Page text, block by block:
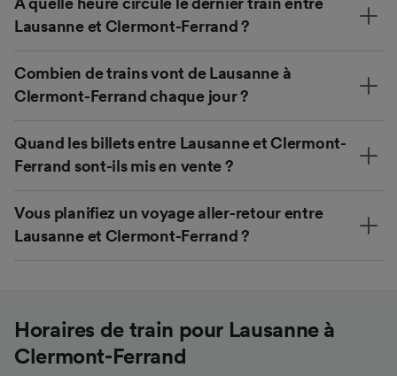
À quelle heure circule le dernier train entre
Lausanne et Clermont-Ferrand ?
Combien de trains vont de Lausanne à
Clermont-Ferrand chaque jour ?
Quand les billets entre Lausanne et Clermont-
Ferrand sont-ils mis en vente ?
Vous planifiez un voyage aller-retour entre
Lausanne et Clermont-Ferrand ?
Horaires de train pour Lausanne à
Clermont-Ferrand